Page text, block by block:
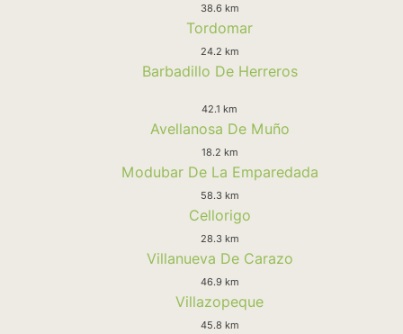
38.6 km
Tordomar
24.2 km
Barbadillo De Herreros
42.1 km
Avellanosa De Muño
18.2 km
Modubar De La Emparedada
58.3 km
Cellorigo
28.3 km
Villanueva De Carazo
46.9 km
Villazopeque
45.8 km